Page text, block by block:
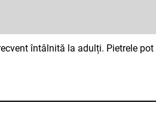
întâlnită la adulți. Pietrele